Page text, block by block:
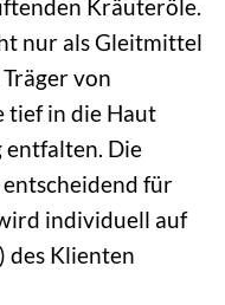
Kräuteröle.
nur als Gleitmittel
von
tief in die Haut
Die
für
individuell auf
des Klienten